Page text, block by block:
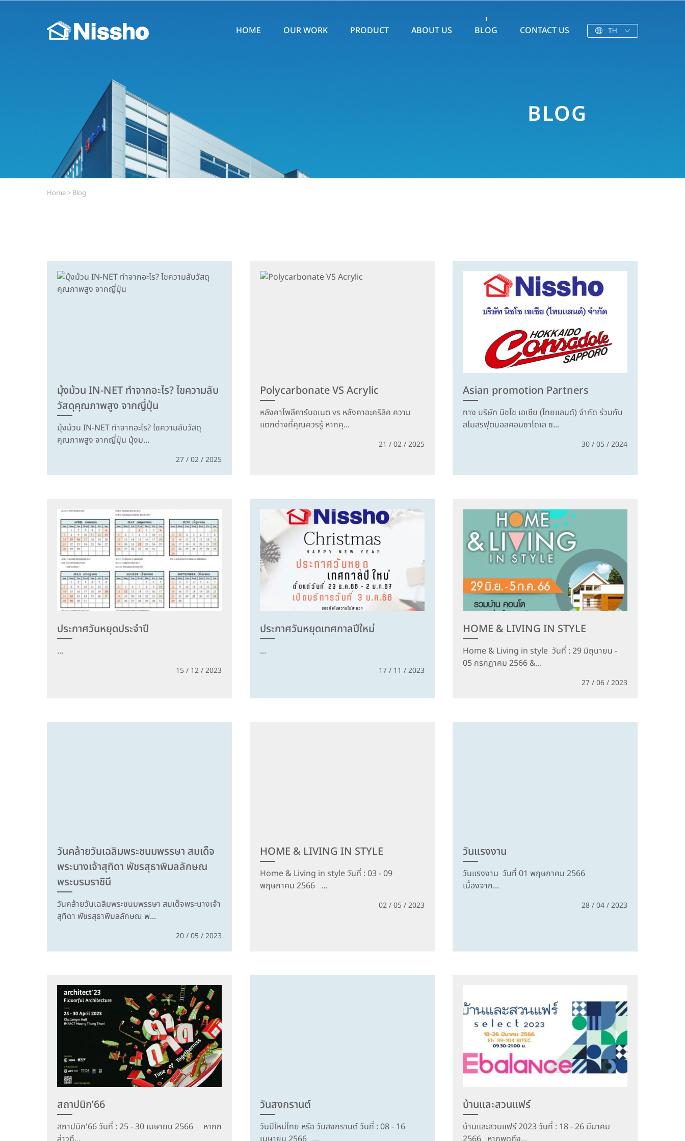
HOME OUR WORK PRODUCT ABOUT US BLOG CONTACT US TH
BLOG
Home > Blog
มุ้งม้วน IN-NET ทำจากอะไร? ไขความลับ
วัสดุคุณภาพสูง จากญี่ปุ่น
มุ้งม้วน IN-NET ทำจากอะไร? ไขความลับวัสดุ
คุณภาพสูง จากญี่ปุ่น มุ้งม...
27 / 02 / 2025
Polycarbonate VS Acrylic
หลังคาโพลีคาร์บอเนต vs หลังคาอะคริลิค ความ
แตกต่างที่คุณควรรู้ หากคุ...
21 / 02 / 2025
Asian promotion Partners
ทาง บริษัท นิชโช เอเซีย (ไทยแลนด์) จำกัด ร่วมกับ
สโมสรฟุตบอลคอนซาโดเล ซ...
30 / 05 / 2024
ประกาศวันหยุดประจำปี
...
15 / 12 / 2023
ประกาศวันหยุดเทศกาลปีใหม่
...
17 / 11 / 2023
HOME & LIVING IN STYLE
Home & Living in style วันที่ : 29 มิถุนายน -
05 กรกฎาคม 2566 &...
27 / 06 / 2023
วันคล้ายวันเฉลิมพระชนมพรรษา สมเด็จ
พระนางเจ้าสุทิดา พัชรสุธาพิมลลักษณ
พระบรมราชินี
วันคล้ายวันเฉลิมพระชนมพรรษา สมเด็จพระนางเจ้า
สุทิดา พัชรสุธาพิมลลักษณ พ...
20 / 05 / 2023
HOME & LIVING IN STYLE
Home & Living in style วันที่ : 03 - 09
พฤษภาคม 2566 ...
02 / 05 / 2023
วันแรงงาน
วันแรงงาน วันที่ 01 พฤษภาคม 2566
เนื่องจาก...
28 / 04 / 2023
สถาปนิก’66
สถาปนิก'66 วันที่ : 25 - 30 เมษายน 2566 หากก
วันสงกรานต์
วันปีใหม่ไทย หรือ วันสงกรานต์ วันที่ : 08 - 16
บ้านและสวนแฟร์
บ้านและสวนแฟร์ 2023 วันที่ : 18 - 26 มีนาคม